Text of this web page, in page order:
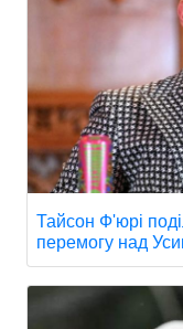
Тайсон Ф'юрі
перемогу над